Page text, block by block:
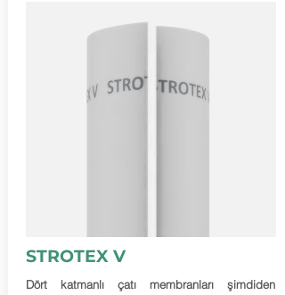
STROTEX V
Dört katmanlı çatı membranları şimdiden